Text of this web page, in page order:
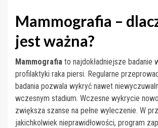
Mammografia –
jest ważna?
Mammografia to najdokładniejsze badanie
profilaktyki raka piersi. Regularne
badania pozwala wykryć nawet
wczesnym stadium. Wczesne wykrycie
zwiększa szanse na pełne wyleczenie. W
jakichkolwiek nieprawidłowości, program